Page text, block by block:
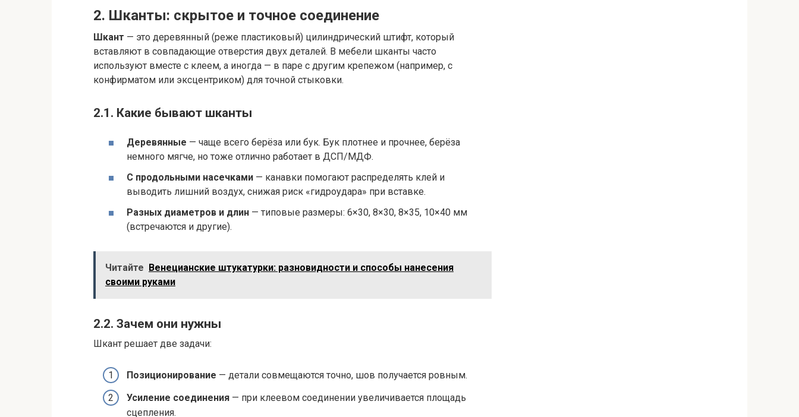
2. Шканты: скрытое и точное соединение
Шкант — это деревянный (реже пластиковый) цилиндрический штифт, который
вставляют в совпадающие отверстия двух деталей. В мебели шканты часто
используют вместе с клеем, а иногда — в паре с другим крепежом (например, с
конфирматом или эксцентриком) для точной стыковки.
2.1. Какие бывают шканты
Деревянные — чаще всего берёза или бук. Бук плотнее и прочнее, берёза
немного мягче, но тоже отлично работает в ДСП/МДФ.
С продольными насечками — канавки помогают распределять клей и
выводить лишний воздух, снижая риск «гидроудара» при вставке.
Разных диаметров и длин — типовые размеры: 6×30, 8×30, 8×35, 10×40 мм
(встречаются и другие).
Читайте Венецианские штукатурки: разновидности и способы нанесения
своими руками
2.2. Зачем они нужны
Шкант решает две задачи:
Позиционирование — детали совмещаются точно, шов получается ровным.
Усиление соединения — при клеевом соединении увеличивается площадь
сцепления.